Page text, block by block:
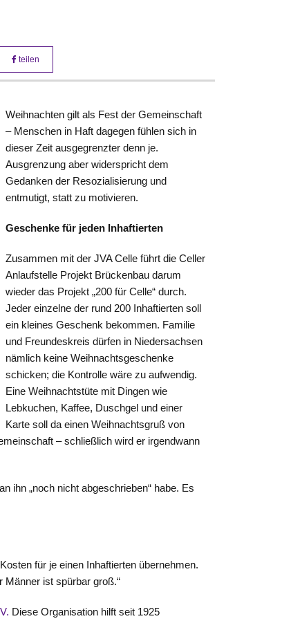
teilen
Weihnachten gilt als Fest der Gemeinschaft
– Menschen in Haft dagegen fühlen sich in
dieser Zeit ausgegrenzter denn je.
Ausgrenzung aber widerspricht dem
Gedanken der Resozialisierung und
entmutigt, statt zu motivieren.
Geschenke für jeden Inhaftierten
Zusammen mit der JVA Celle führt die Celler
Anlaufstelle Projekt Brückenbau darum
wieder das Projekt „200 für Celle“ durch.
Jeder einzelne der rund 200 Inhaftierten soll
ein kleines Geschenk bekommen. Familie
und Freundeskreis dürfen in Niedersachsen
nämlich keine Weihnachtsgeschenke
schicken; die Kontrolle wäre zu aufwendig.
Eine Weihnachtstüte mit Dingen wie
Lebkuchen, Kaffee, Duschgel und einer
Karte soll da einen Weihnachtsgruß von
– schließlich wird er irgendwann
ihn „noch nicht abgeschrieben“ habe. Es
für je einen Inhaftierten übernehmen.
Männer ist spürbar groß.“
Diese Organisation hilft seit 1925